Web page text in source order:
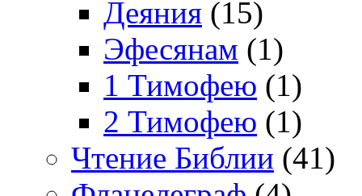
Деяния (15)
Эфесянам (1)
1 Тимофею (1)
2 Тимофею (1)
Чтение Библии (41)